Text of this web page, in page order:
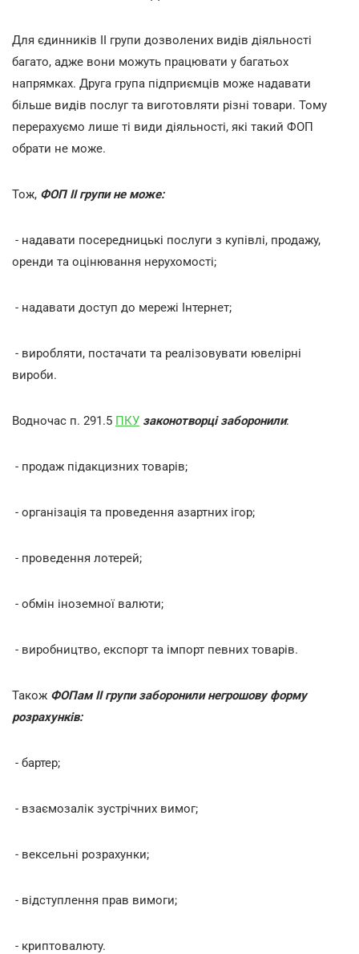
Для єдинників ІІ групи дозволених видів діяльності
багато, адже вони можуть працювати у багатьох
напрямках. Друга група підприємців може надавати
більше видів послуг та виготовляти різні товари. Тому
перерахуємо лише ті види діяльності, які такий ФОП
обрати не може.
Тож, ФОП ІІ групи не може:
- надавати посередницькі послуги з купівлі, продажу,
оренди та оцінювання нерухомості;
- надавати доступ до мережі Інтернет;
- виробляти, постачати та реалізовувати ювелірні
вироби.
Водночас п. 291.5 ПКУ законотворці заборонили:
- продаж підакцизних товарів;
- організація та проведення азартних ігор;
- проведення лотерей;
- обмін іноземної валюти;
- виробництво, експорт та імпорт певних товарів.
Також ФОПам ІІ групи заборонили негрошову форму
розрахунків:
- бартер;
- взаємозалік зустрічних вимог;
- вексельні розрахунки;
- відступлення прав вимоги;
- криптовалюту.